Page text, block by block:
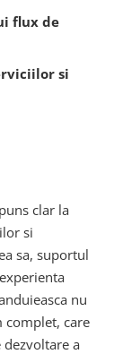
flux de
si
clar la
si
sa, suportul
nu
complet, care
a